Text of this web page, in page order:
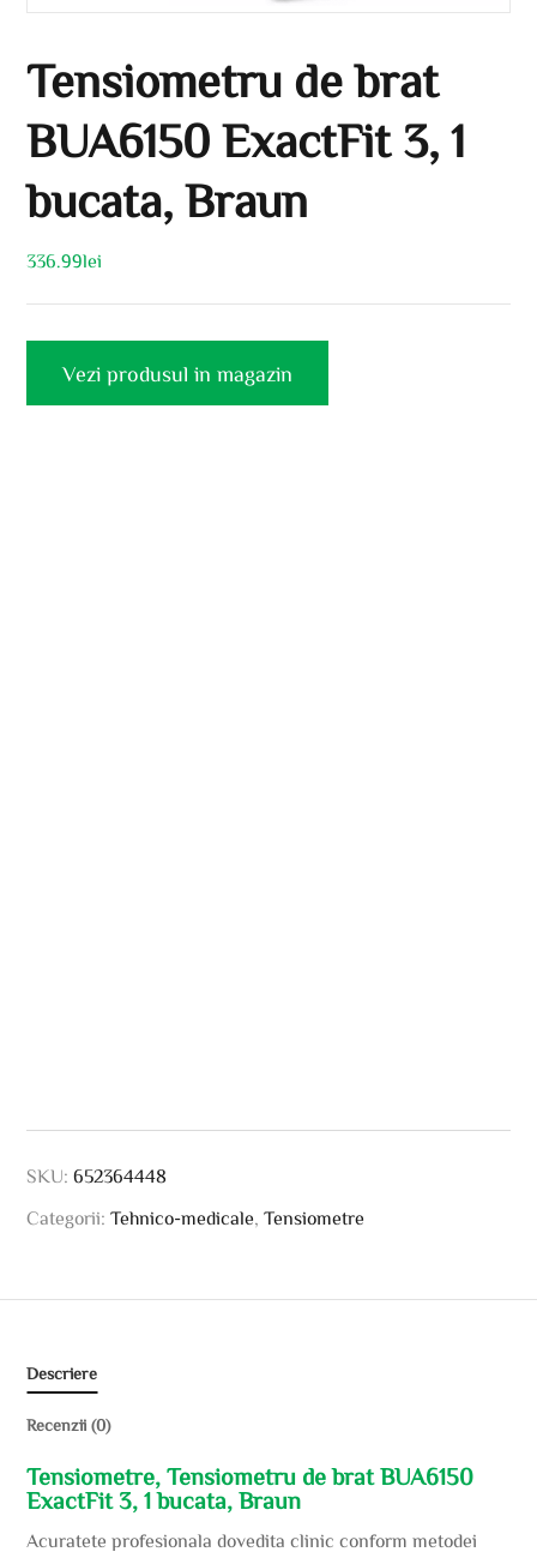
Tensiometru de brat
BUA6150 ExactFit 3, 1
bucata, Braun
336.99lei
Vezi produsul in magazin
SKU:652364448
Categorii:Tehnico-medicale ,Tensiometre
Descriere
Recenzii (0)
Tensiometre, Tensiometru de brat BUA6150
ExactFit 3, 1 bucata, Braun
Acuratete profesionala dovedita clinic conform metodei